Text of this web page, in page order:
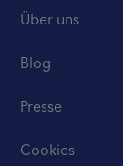
Über uns
Blog
Presse
Cookies